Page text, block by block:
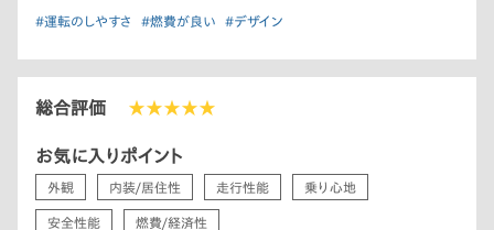
#運転のしやすさ #燃費が良い #デザイン
総合評価 ★★★★★
お気に入りポイント
外観 内装/居住性 走行性能 乗り心地
安全性能 燃費/経済性